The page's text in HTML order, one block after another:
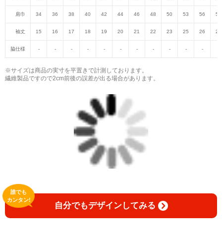
肩巾 34 36 38 40 42 44 46 48 50 53 56 59
袖丈 15 16 17 18 19 20 21 22 23 25 26 27
脇仕様 - - - - - - - - - - -
※サイズは商品の実寸を平置きで計測しております。
繊維製品ですので2cm前後の誤差が出る場合があります。
自分でもデザインしてみる
誰でも
カンタン!